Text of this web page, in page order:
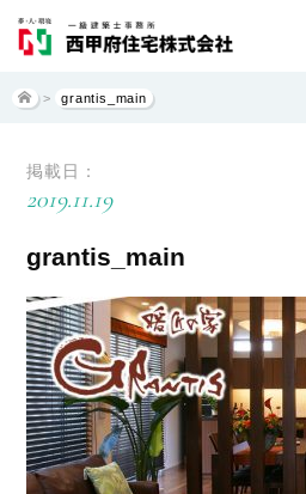
> grantis_main
掲載日：
2019.11.19
grantis_main